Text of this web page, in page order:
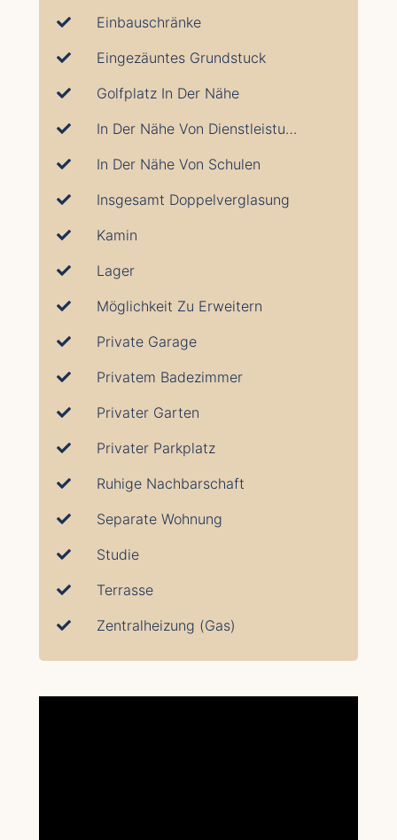
Einbauschränke
Eingezäuntes Grundstuck
Golfplatz In Der Nähe
In Der Nähe Von Dienstleistungen
In Der Nähe Von Schulen
Insgesamt Doppelverglasung
Kamin
Lager
Möglichkeit Zu Erweitern
Private Garage
Privatem Badezimmer
Privater Garten
Privater Parkplatz
Ruhige Nachbarschaft
Separate Wohnung
Studie
Terrasse
Zentralheizung (Gas)